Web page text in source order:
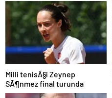
Milli tenisÃ§i Zeynep
SÃ¶nmez final turunda